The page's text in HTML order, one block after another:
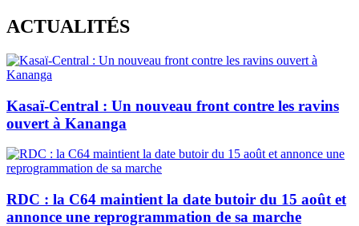
Skip
to
content
ACTUALITÉS
Kasaï-Central : Un nouveau front contre les ravins
ouvert à Kananga
RDC : la C64 maintient la date butoir du 15 août et
annonce une reprogrammation de sa marche